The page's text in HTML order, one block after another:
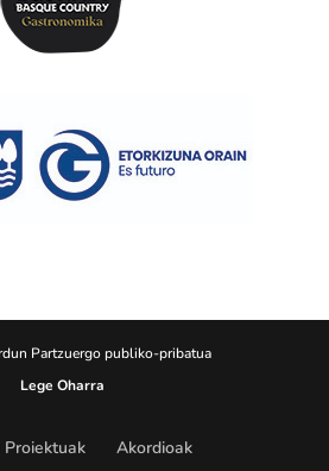
Partzuergo publiko-pribatua
Lege Oharra
Proiektuak
Akordioak